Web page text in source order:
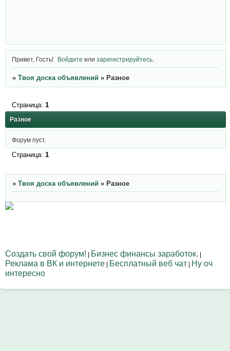
Привет, Гость! Войдите илизарегистрируйтесь
» Твоя доска объявлений » Разное
Разное
Страница: 1
Форум пуст.
Страница: 1
» Твоя доска объявлений » Разное
Создать свой форум! | Бизнес финансы заработок. |
Реклама в ВК и интернете | Бесплатный веб чат | Ну оч
интересно